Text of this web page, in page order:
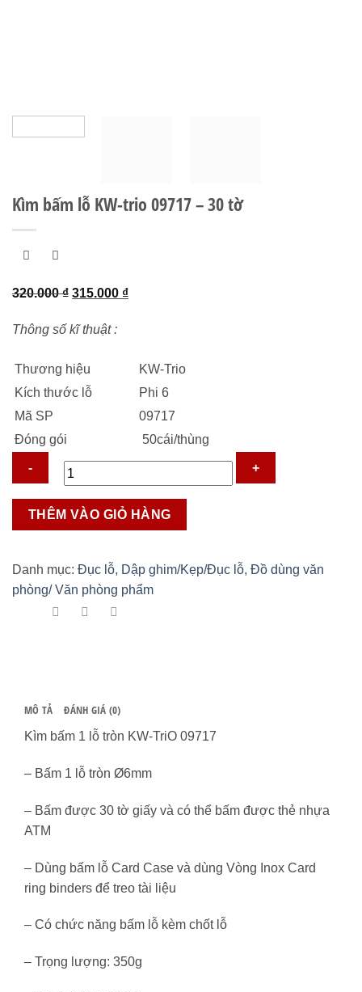
Kìm bấm lỗ KW-trio 09717 – 30 tờ
320.000₫ Giá
là:
315.000 ₫Giá
315.000 ₫.
Thông số kĩ thuật :
Thương hiệu
KW-Trio
Kích thước lỗ
Phi 6
Mã SP
09717
Đóng gói
50cái/thùng
Kìm
KW-
trio
09717
THÊM VÀO GIỎ HÀNG
Danh mục: Đục lỗ, Dập ghim/Kẹp/Đục lỗ, Đồ dùng văn
phòng/ Văn phòng phẩm
MÔ TẢ ĐÁNH GIÁ (0)
Kìm bấm 1 lỗ tròn KW-TriO 09717
– Bấm 1 lỗ tròn Ø6mm
– Bấm được 30 tờ giấy và có thể bấm được thẻ nhựa
ATM
– Dùng bấm lỗ Card Case và dùng Vòng Inox Card
ring binders để treo tài liệu
– Có chức năng bấm lỗ kèm chốt lỗ
– Trọng lượng: 350g